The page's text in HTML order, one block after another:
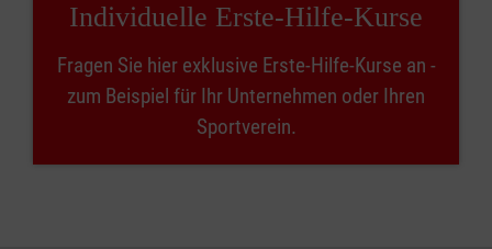
Individuelle Erste-Hilfe-Kurse
Fragen Sie hier exklusive Erste-Hilfe-Kurse an -
zum Beispiel für Ihr Unternehmen oder Ihren
Sportverein.